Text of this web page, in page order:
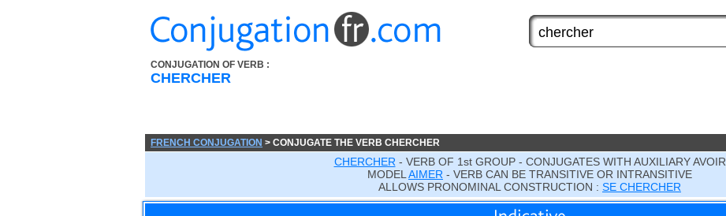
CONJUGATION OF VERB :
CHERCHER
FRENCH CONJUGATION > CONJUGATE THE VERB CHERCHER
CHERCHER - VERB OF 1st GROUP - CONJUGATES WITH AUXILIARY AVOIR
MODEL AIMER - VERB CAN BE TRANSITIVE OR INTRANSITIVE
ALLOWS PRONOMINAL CONSTRUCTION : SE CHERCHER